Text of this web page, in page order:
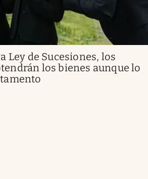
Ley de Sucesiones, los
los bienes aunque lo